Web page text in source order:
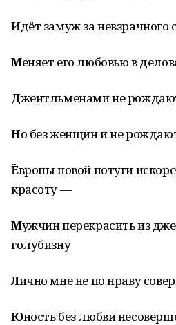
Идёт замуж за невзрачного
Меняет его любовью в
Джентльменами не
Но без женщин и не
Ёвропы новой потуги
красоту —
Мужчин перекрасить из
голубизну
Лично мне не по нраву
Юность без любви